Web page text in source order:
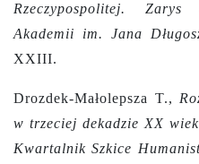
Rzeczypospolitej.
Akademii im. Jana
XXIII.
Drozdek-Małolepsza T.,
w trzeciej dekadzie XX
Kwartalnik Szkice